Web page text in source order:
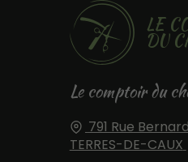
LE
DU
Le comptoir du
791 Rue
TERRES-DE-CAUX